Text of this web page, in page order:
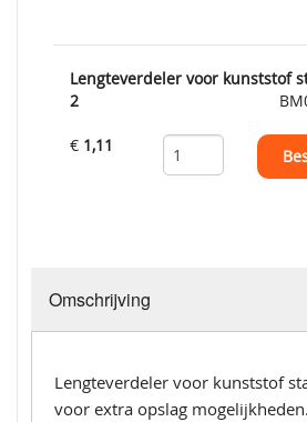
Lengteverdeler voor kunststof
2
€ 1,11
Omschrijving
Lengteverdeler voor kunststof
voor extra opslag mogelijkheden.